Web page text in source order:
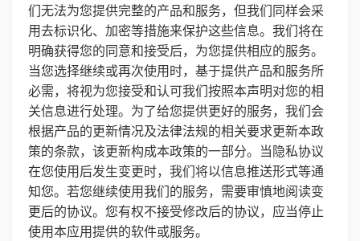
们无法为您提供完整的产品和服务，但我们同样会采
用去标识化、加密等措施来保护这些信息。我们将在
明确获得您的同意和接受后，为您提供相应的服务。
当您选择继续或再次使用时，基于提供产品和服务所
必需，将视为您接受和认可我们按照本声明对您的相
关信息进行处理。为了给您提供更好的服务，我们会
根据产品的更新情况及法律法规的相关要求更新本政
策的条款，该更新构成本政策的一部分。当隐私协议
在您使用后发生变更时，我们将以信息推送形式等通
知您。若您继续使用我们的服务，需要审慎地阅读变
更后的协议。您有权不接受修改后的协议，应当停止
使用本应用提供的软件或服务。